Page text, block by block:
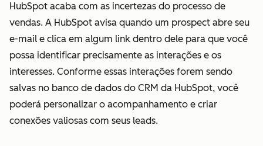
HubSpot acaba com as incertezas do processo de
vendas. A HubSpot avisa quando um prospect abre seu
e-mail e clica em algum link dentro dele para que você
possa identificar precisamente as interações e os
interesses. Conforme essas interações forem sendo
salvas no banco de dados do CRM da HubSpot, você
poderá personalizar o acompanhamento e criar
conexões valiosas com seus leads.